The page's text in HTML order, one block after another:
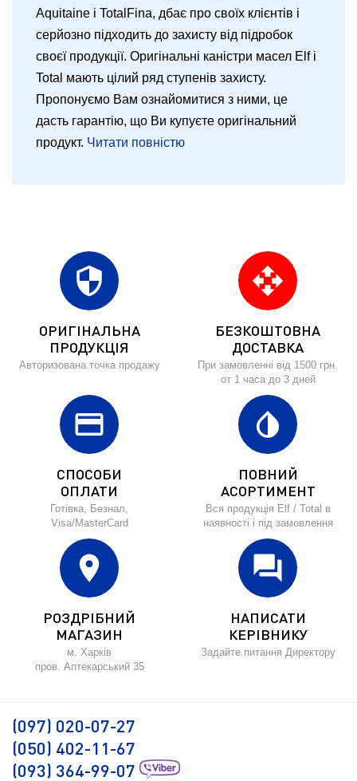
Aquitaine і TotalFina, дбає про своїх клієнтів і
серйозно підходить до захисту від підробок
своєї продукції. Оригінальні каністри масел Elf і
Total мають цілий ряд ступенів захисту.
Пропонуємо Вам ознайомитися з ними, це
дасть гарантію, що Ви купуєте оригінальний
продукт. Читати повністю
security
ОРИГІНАЛЬНА
ПРОДУКЦІЯ
Авторизована точка продажу
open_with
БЕЗКОШТОВНА
ДОСТАВКА
При замовленні від 1500 грн.
от 1 часа до 3 дней
credit_card
СПОСОБИ
ОПЛАТИ
Готівка, Безнал,
Visa/MasterCard
invert_colors
ПОВНИЙ
АСОРТИМЕНТ
Вся продукція Elf / Total в
наявності і під замовлення
location_on
РОЗДРІБНИЙ
МАГАЗИН
м. Харків
пров. Аптекарський 35
forum
НАПИСАТИ
КЕРІВНИКУ
Задайте питання Директору
(097) 020-07-27
(050) 402-11-67
(093) 364-99-07